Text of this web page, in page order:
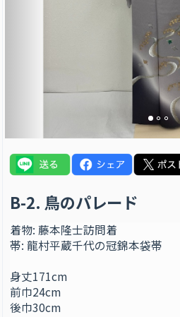
B-2. 鳥のパレード
着物: 藤本隆士訪問着
帯: 龍村平蔵千代の冠錦本袋帯
身丈171cm
前巾24cm
後巾30cm